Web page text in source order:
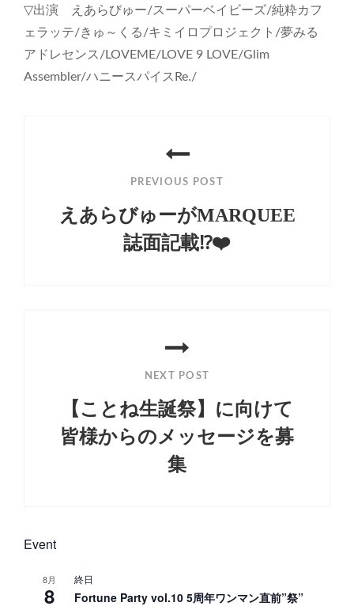
▽出演 えあらびゅー/スーパーベイビーズ/純粋カフ
ェラッテ/きゅ～くる/キミイロプロジェクト/夢みる
アドレセンス/LOVEME/LOVE 9 LOVE/Glim
Assembler/ハニースパイスRe./
PREVIOUS POST
えあらびゅーがMARQUEE
誌面記載⁉️❤️
NEXT POST
【ことね生誕祭】に向けて
皆様からのメッセージを募
集
Event
8月
8
終日
Fortune Party vol.10 5周年ワンマン直前”祭”